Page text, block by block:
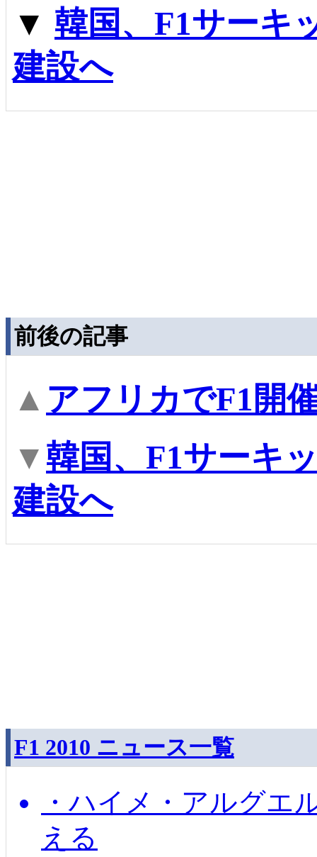
▼ 韓国、F1サーキ
建設へ
前後の記事
▲ アフリカでF1開
▼ 韓国、F1サーキ
建設へ
F1 2010 ニュース一覧
・ハイメ・アルグエ
える